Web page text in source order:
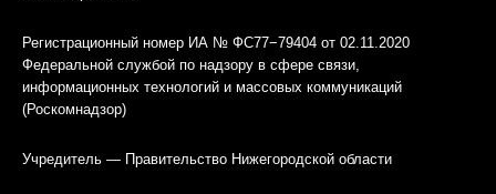
Регистрационный номер ИА № ФС77−79404 от 02.11.2020
Федеральной службой по надзору в сфере связи,
информационных технологий и массовых коммуникаций
(Роскомнадзор)
Учредитель — Правительство Нижегородской области